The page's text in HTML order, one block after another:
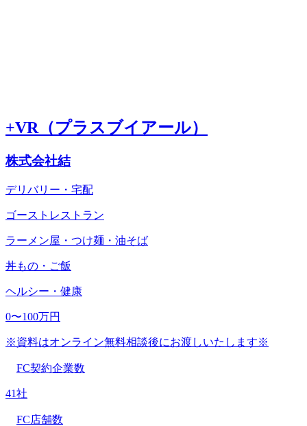
+VR（プラスブイアール）
株式会社結
デリバリー・宅配
ゴーストレストラン
ラーメン屋・つけ麺・油そば
丼もの・ご飯
ヘルシー・健康
0〜100万円
※資料はオンライン無料相談後にお渡しいたします※
FC契約企業数
41社
FC店舗数